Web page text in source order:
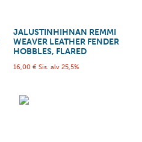
JALUSTINHIHNAN REMMI
WEAVER LEATHER FENDER
HOBBLES, FLARED
16,00 € Sis. alv 25,5%